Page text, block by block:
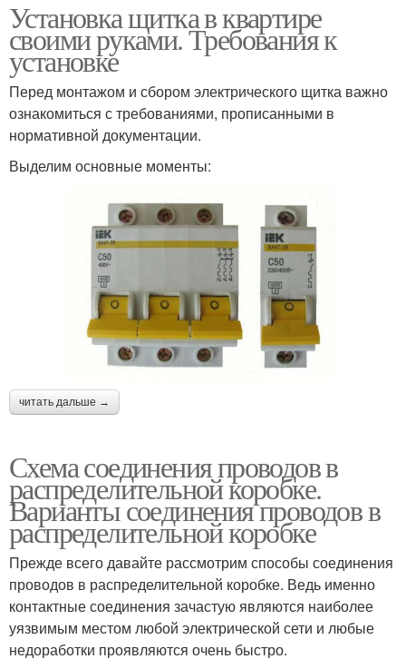
Установка щитка в квартире
своими руками. Требования к
установке
Перед монтажом и сбором электрического щитка важно
ознакомиться с требованиями, прописанными в
нормативной документации.
Выделим основные моменты:
читать дальше →
Схема соединения проводов в
распределительной коробке.
Варианты соединения проводов в
распределительной коробке
Прежде всего давайте рассмотрим способы соединения
проводов в распределительной коробке. Ведь именно
контактные соединения зачастую являются наиболее
уязвимым местом любой электрической сети и любые
недоработки проявляются очень быстро.